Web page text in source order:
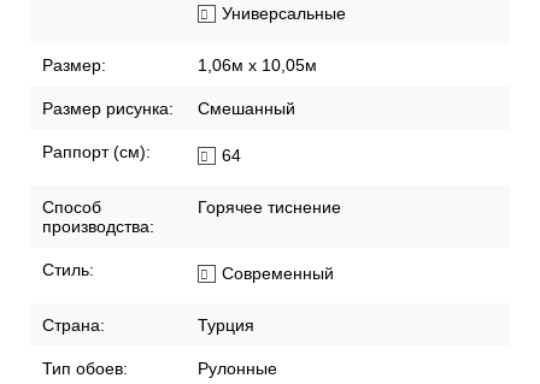
Универсальные
Размер: 1,06м х 10,05м
Размер рисунка: Смешанный
Раппорт (см): 64
Способ
производства:
Горячее тиснение
Стиль: Современный
Страна: Турция
Тип обоев: Рулонные